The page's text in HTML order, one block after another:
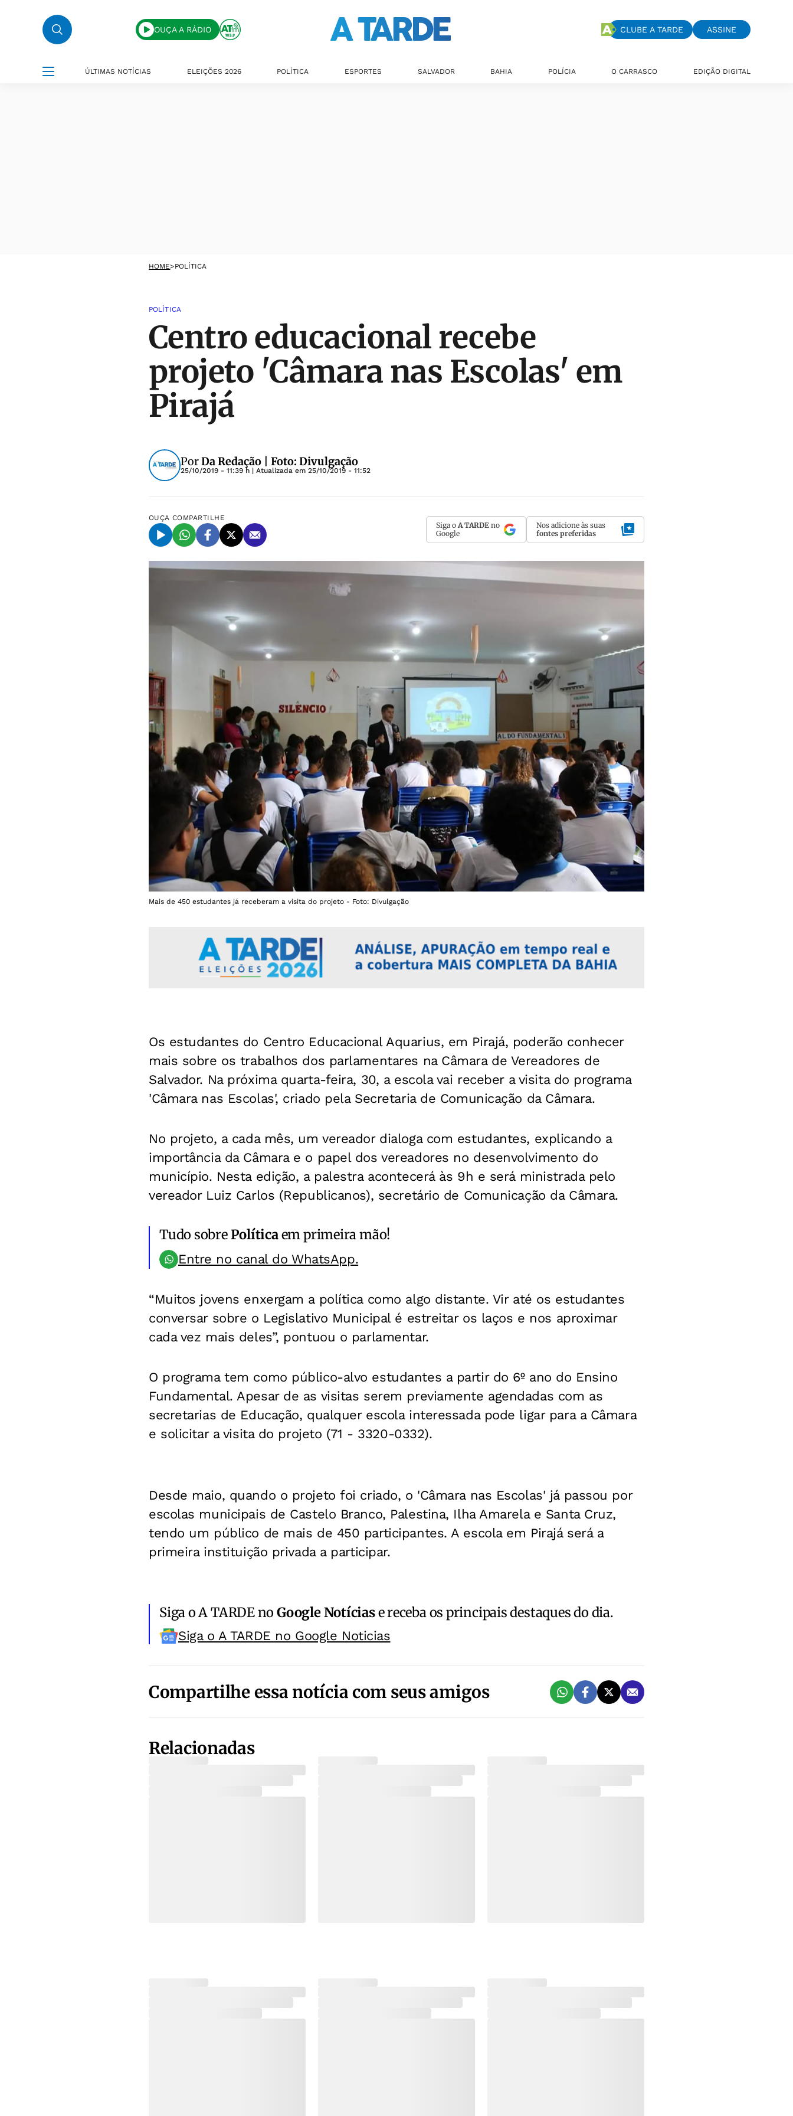
OUÇA A RÁDIO CLUBE A TARDE ASSINE
ÚLTIMAS NOTÍCIAS ELEIÇÕES 2026 POLÍTICA ESPORTES SALVADOR BAHIA POLÍCIA O CARRASCO EDIÇÃO DIGITAL
HOME>POLÍTICA
POLÍTICA
Centro educacional recebe
projeto 'Câmara nas Escolas' em
Pirajá
PorDa Redação | Foto: Divulgação
25/10/2019 - 11:39 h | Atualizada em 25/10/2019 - 11:52
OUÇA COMPARTILHE
Siga o A TARDE no
Google
Nos adicione às suas
fontes preferidas
Mais de 450 estudantes já receberam a visita do projeto - Foto: Divulgação
Os estudantes do Centro Educacional Aquarius, em Pirajá, poderão conhecer
mais sobre os trabalhos dos parlamentares na Câmara de Vereadores de
Salvador. Na próxima quarta-feira, 30, a escola vai receber a visita do programa
'Câmara nas Escolas', criado pela Secretaria de Comunicação da Câmara.
No projeto, a cada mês, um vereador dialoga com estudantes, explicando a
importância da Câmara e o papel dos vereadores no desenvolvimento do
município. Nesta edição, a palestra acontecerá às 9h e será ministrada pelo
vereador Luiz Carlos (Republicanos), secretário de Comunicação da Câmara.
Tudo sobrePolíticaem primeira mão!
Entre no canal do WhatsApp.
“Muitos jovens enxergam a política como algo distante. Vir até os estudantes
conversar sobre o Legislativo Municipal é estreitar os laços e nos aproximar
cada vez mais deles”, pontuou o parlamentar.
O programa tem como público-alvo estudantes a partir do 6º ano do Ensino
Fundamental. Apesar de as visitas serem previamente agendadas com as
secretarias de Educação, qualquer escola interessada pode ligar para a Câmara
e solicitar a visita do projeto (71 - 3320-0332).
Desde maio, quando o projeto foi criado, o 'Câmara nas Escolas' já passou por
escolas municipais de Castelo Branco, Palestina, Ilha Amarela e Santa Cruz,
tendo um público de mais de 450 participantes. A escola em Pirajá será a
primeira instituição privada a participar.
Siga o A TARDE noGoogle Notíciase receba os principais destaques do dia.
Siga o A TARDE no Google Noticias
Compartilhe essa notícia com seus amigos
Relacionadas